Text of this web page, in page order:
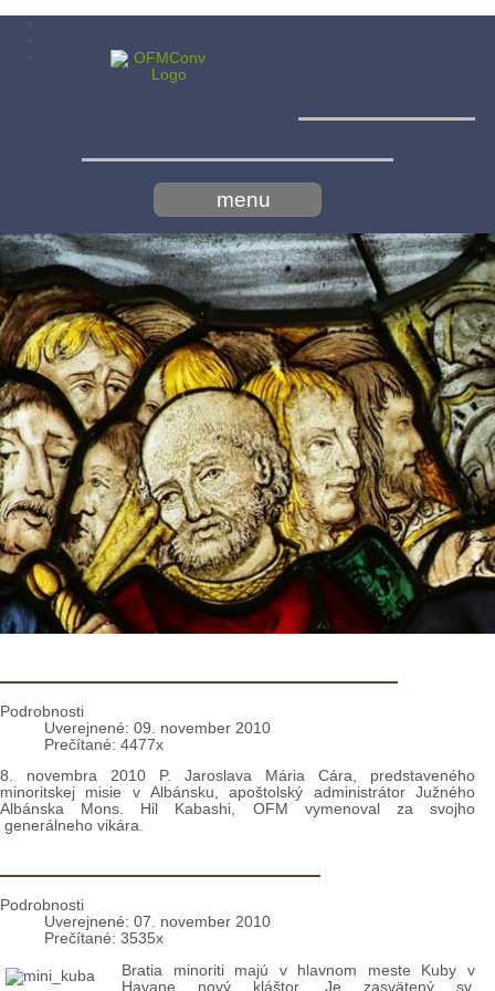
menu
Podrobnosti
Uverejnené: 09. november 2010
Prečítané: 4477x
8. novembra 2010 P. Jaroslava Mária Cára, predstaveného
minoritskej misie v Albánsku, apoštolský administrátor Južného
Albánska Mons. Hil Kabashi, OFM vymenoval za svojho
generálneho vikára.
Podrobnosti
Uverejnené: 07. november 2010
Prečítané: 3535x
Bratia minoriti majú v hlavnom meste Kuby v